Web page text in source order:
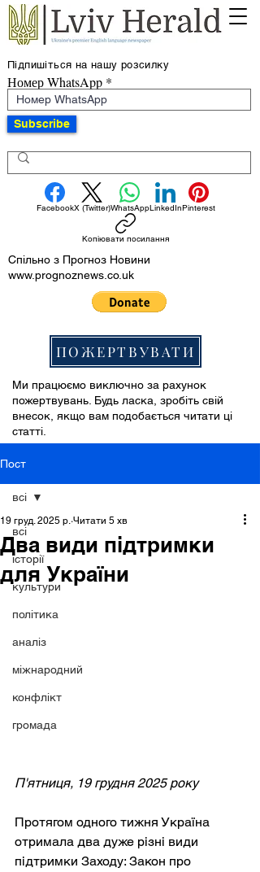
Підпишіться на нашу розсилку
Номер WhatsApp
Subscribe
FacebookX (Twitter)WhatsAppLinkedInPinterest
Копіювати посилання
Спільно з Прогноз Новини
www.prognoznews.co.uk
ПОЖЕРТВУВАТИ
Ми працюємо виключно за рахунок
пожертвувань. Будь ласка, зробіть свій
внесок, якщо вам подобається читати ці
статті.
Пост
всі
історії
культури
політика
аналіз
міжнародний
конфлікт
громада
всі
Два види підтримки
для України
19 груд. 2025 р. Читати 5 хв
П'ятниця, 19 грудня 2025 року
Протягом одного тижня Україна
отримала два дуже різні види
підтримки Заходу: Закон про